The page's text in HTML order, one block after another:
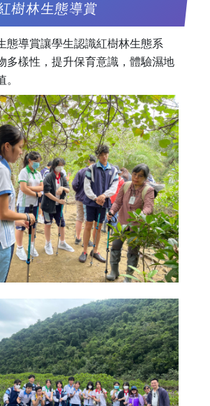
樹林生態導賞
態導賞讓學生認識紅樹林生態系
多樣性，提升保育意識，體驗濕地